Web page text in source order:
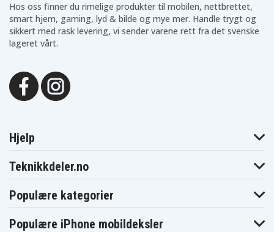
Hos oss finner du rimelige produkter til mobilen, nettbrettet,
smart hjem, gaming, lyd & bilde og mye mer. Handle trygt og
sikkert med rask levering, vi sender varene rett fra det svenske
lageret vårt.
Hjelp
Teknikkdeler.no
Populære kategorier
Populære iPhone mobildeksler